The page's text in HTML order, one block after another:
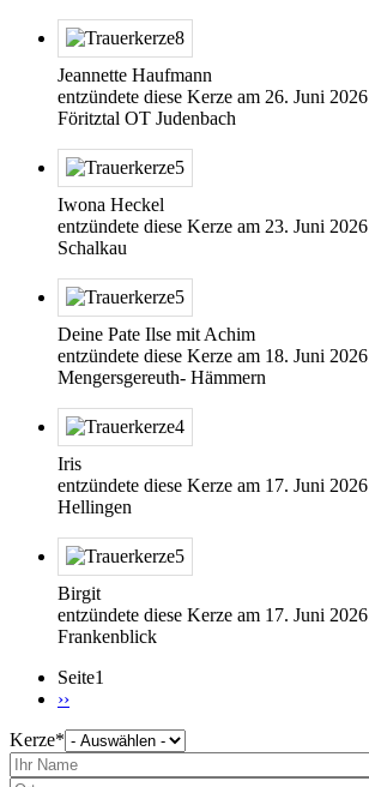
Jeannette Haufmann
entzündete diese Kerze am 26. Juni 2026
Föritztal OT Judenbach
Iwona Heckel
entzündete diese Kerze am 23. Juni 2026
Schalkau
Deine Pate Ilse mit Achim
entzündete diese Kerze am 18. Juni 2026
Mengersgereuth- Hämmern
Iris
entzündete diese Kerze am 17. Juni 2026
Hellingen
Birgit
entzündete diese Kerze am 17. Juni 2026
Frankenblick
Seite1
Nächste
››
Kerze
wählen
Sie